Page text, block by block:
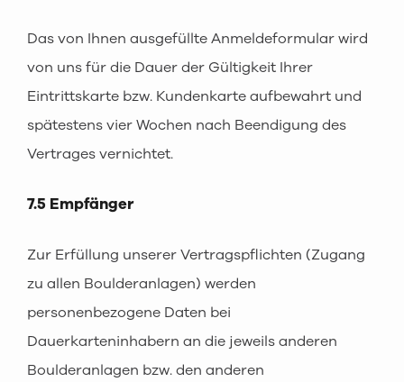
Das von Ihnen ausgefüllte Anmeldeformular wird
von uns für die Dauer der Gültigkeit Ihrer
Eintrittskarte bzw. Kundenkarte aufbewahrt und
spätestens vier Wochen nach Beendigung des
Vertrages vernichtet.
7.5 Empfänger
Zur Erfüllung unserer Vertragspflichten (Zugang
zu allen Boulderanlagen) werden
personenbezogene Daten bei
Dauerkarteninhabern an die jeweils anderen
Boulderanlagen bzw. den anderen